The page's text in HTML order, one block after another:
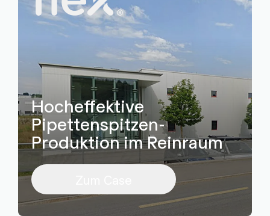
Hocheffektive
Pipettenspitzen-
Produktion im Reinraum